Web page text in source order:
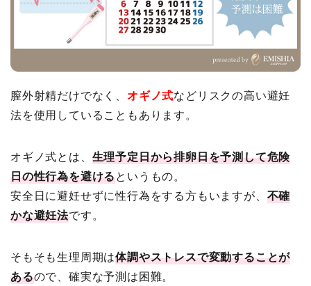
膣外射精だけでなく、 オギノ式などリスクの高い避妊
法を使用していることもあります。
オギノ式とは、 生理予定日から排卵日を予測して危険
日の性行為を避けるというもの。
安全日に避妊せずに性行為をする方もいますが、 不確
かな避妊法です。
そもそも生理周期は体調やストレスで変動することが
あるので、確実な予測は困難。